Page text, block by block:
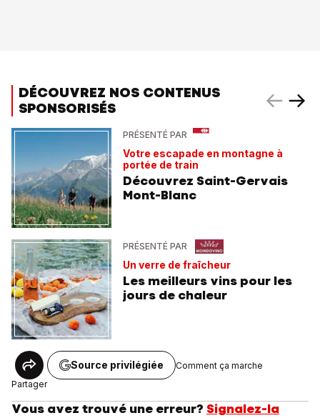
DÉCOUVREZ NOS CONTENUS
SPONSORISÉS
PRÉSENTÉ PAR
Votre escapade en montagne à
portée de train
Découvrez Saint-Gervais
Mont-Blanc
PRÉSENTÉ PAR
Un verre de fraîcheur
Les meilleurs vins pour les
jours de chaleur
Partager
Source privilégiée Comment ça marche
Vous avez trouvé une erreur? Signalez-la